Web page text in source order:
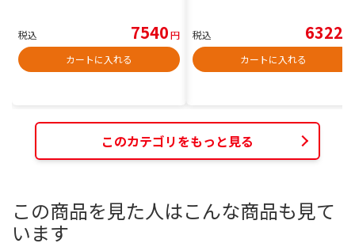
税込 7540円
カートに入れる
税込 6322
カートに入れる
このカテゴリをもっと見る
この商品を見た人はこんな商品も見て
います